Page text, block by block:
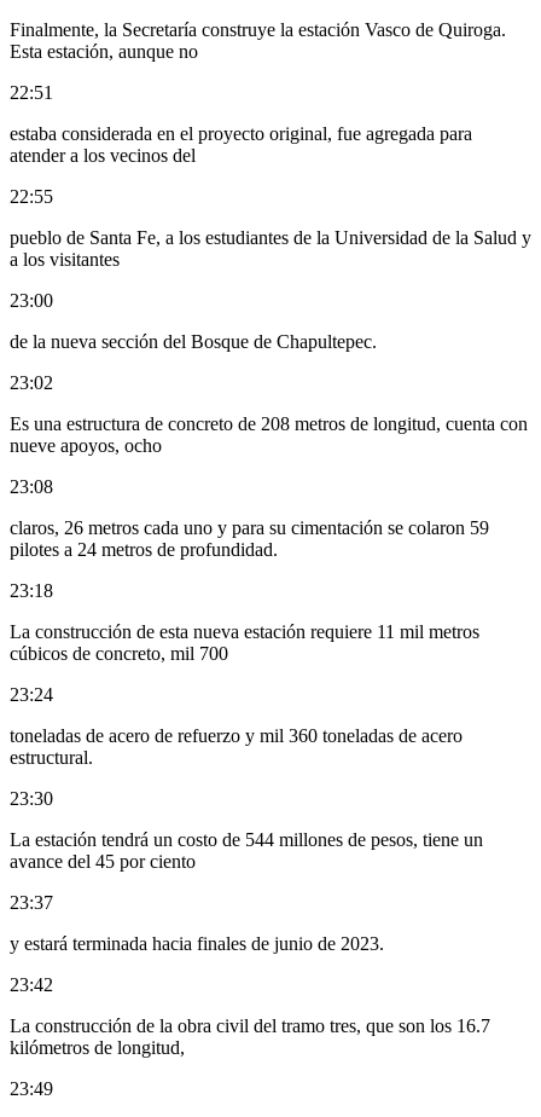
Finalmente, la Secretaría construye la estación Vasco de Quiroga.
Esta estación, aunque no
22:51
estaba considerada en el proyecto original, fue agregada para
atender a los vecinos del
22:55
pueblo de Santa Fe, a los estudiantes de la Universidad de la Salud y
a los visitantes
23:00
de la nueva sección del Bosque de Chapultepec.
23:02
Es una estructura de concreto de 208 metros de longitud, cuenta con
nueve apoyos, ocho
23:08
claros, 26 metros cada uno y para su cimentación se colaron 59
pilotes a 24 metros de profundidad.
23:18
La construcción de esta nueva estación requiere 11 mil metros
cúbicos de concreto, mil 700
23:24
toneladas de acero de refuerzo y mil 360 toneladas de acero
estructural.
23:30
La estación tendrá un costo de 544 millones de pesos, tiene un
avance del 45 por ciento
23:37
y estará terminada hacia finales de junio de 2023.
23:42
La construcción de la obra civil del tramo tres, que son los 16.7
kilómetros de longitud,
23:49